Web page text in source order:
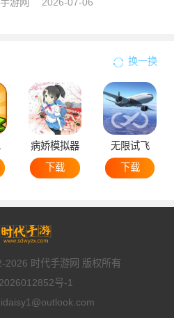
游网 2026-07-06
换一换
病娇模拟器
下载
无限试飞
下载
时代手游网 版权所有
号-1